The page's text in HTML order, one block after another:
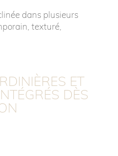
dans plusieurs
texturé,
ET
DÈS